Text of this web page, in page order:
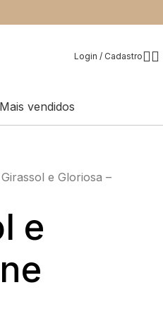
Login / Cadastro
Mais vendidos
e Gloriosa –
e